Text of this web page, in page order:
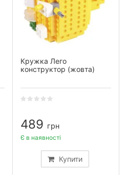
Кружка Лего
конструктор (жовта)
489 грн
Купити
Є в наявності